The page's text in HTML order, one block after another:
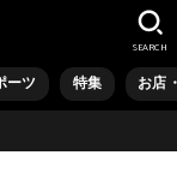
ーツ 特集 お店
SEARCH